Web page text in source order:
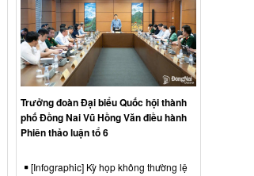
Trưởng đoàn Đại biểu Quốc hội thành
phố Đồng Nai Vũ Hồng Văn điều hành
Phiên thảo luận tổ 6
[Infographic] Kỳ họp không thường lệ